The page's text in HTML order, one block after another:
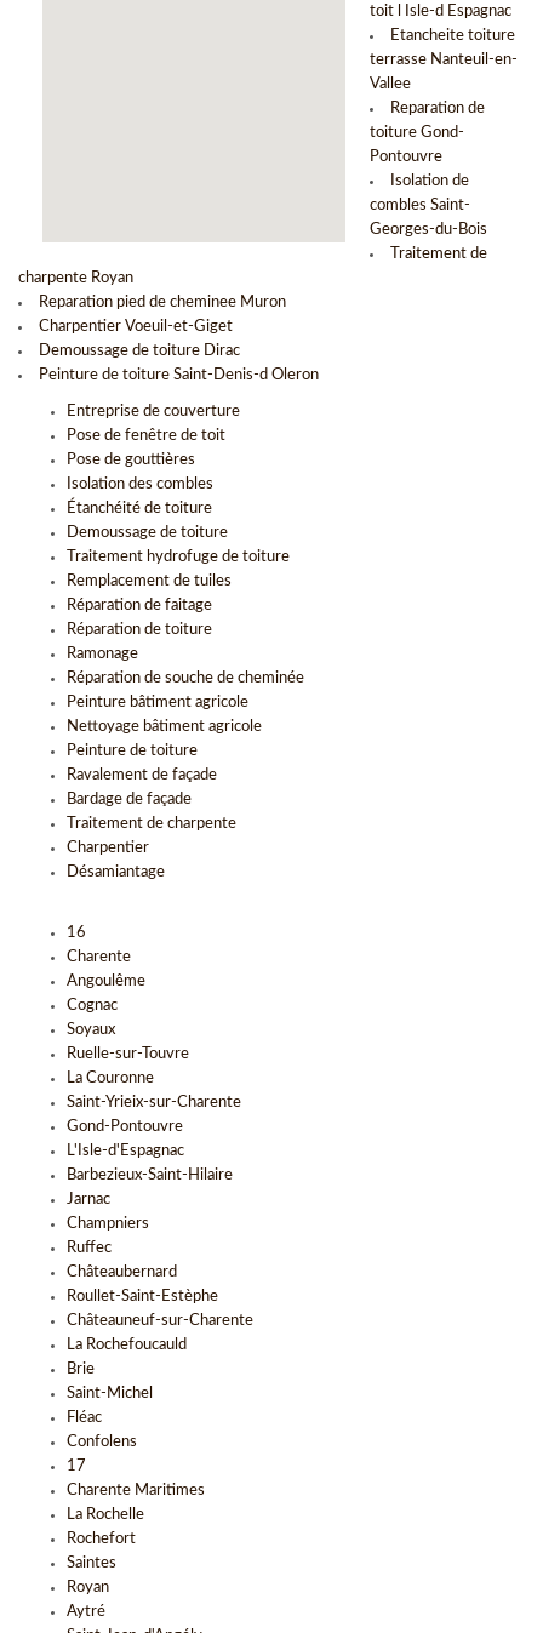
toit l Isle-d Espagnac
Etancheite toiture
terrasse Nanteuil-en-
Vallee
Reparation de
toiture Gond-
Pontouvre
Isolation de
combles Saint-
Georges-du-Bois
Traitement de
charpente Royan
Reparation pied de cheminee Muron
Charpentier Voeuil-et-Giget
Demoussage de toiture Dirac
Peinture de toiture Saint-Denis-d Oleron
Entreprise de couverture
Pose de fenêtre de toit
Pose de gouttières
Isolation des combles
Étanchéité de toiture
Demoussage de toiture
Traitement hydrofuge de toiture
Remplacement de tuiles
Réparation de faitage
Réparation de toiture
Ramonage
Réparation de souche de cheminée
Peinture bâtiment agricole
Nettoyage bâtiment agricole
Peinture de toiture
Ravalement de façade
Bardage de façade
Traitement de charpente
Charpentier
Désamiantage
16
Charente
Angoulême
Cognac
Soyaux
Ruelle-sur-Touvre
La Couronne
Saint-Yrieix-sur-Charente
Gond-Pontouvre
L'Isle-d'Espagnac
Barbezieux-Saint-Hilaire
Jarnac
Champniers
Ruffec
Châteaubernard
Roullet-Saint-Estèphe
Châteauneuf-sur-Charente
La Rochefoucauld
Brie
Saint-Michel
Fléac
Confolens
17
Charente Maritimes
La Rochelle
Rochefort
Saintes
Royan
Aytré